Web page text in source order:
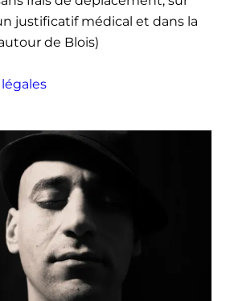
justificatif médical et dans la
de Blois)